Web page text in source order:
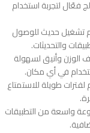
فعّال لتجربة استخدام
تشغيل حديث للوصول
والتحديثات.
وأنيق لسهولة
في أي مكان.
لفترات طويلة للاستمتاع
واسعة من التطبيقات